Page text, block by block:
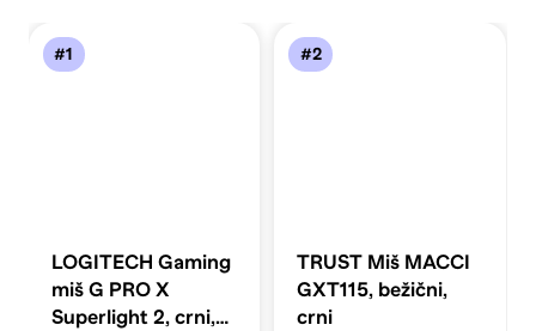
#1
LOGITECH Gaming
miš G PRO X
Superlight 2, crni,
#2
TRUST Miš MACCI
GXT115, bežični,
crni